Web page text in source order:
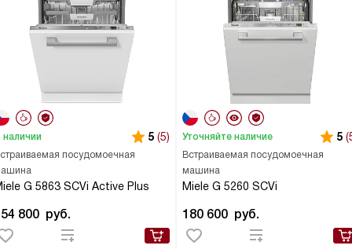
посудомоечная
G 5863 SCVi Active Plus
наличии 5 (5)
800 руб.
Встраиваемая посудомоечная
машина
Miele G 5260 SCVi
Уточняйте наличие 5
180 600 руб.